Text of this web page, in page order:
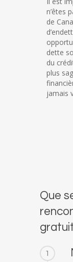
n’êtes
de
dette
du
plus
jamais
Que
1